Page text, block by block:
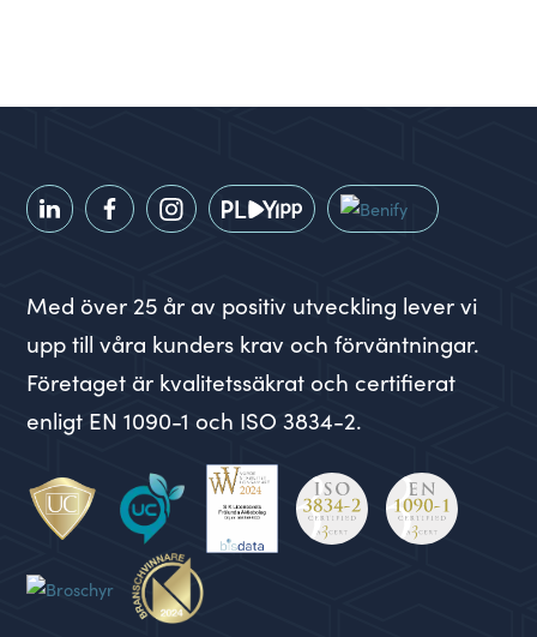
Med över 25 år av positiv utveckling lever vi
upp till våra kunders krav och förväntningar.
Företaget är kvalitetssäkrat och certifierat
enligt EN 1090-1 och ISO 3834-2.